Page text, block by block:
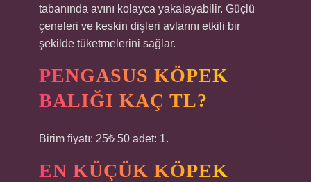
tabanında avını kolayca yakalayabilir. Güçlü
çeneleri ve keskin dişleri avlarını etkili bir
şekilde tüketmelerini sağlar.
PENGASUS KÖPEK
BALIĞI KAÇ TL?
Birim fiyatı: 25₺ 50 adet: 1.
EN KÜÇÜK KÖPEK